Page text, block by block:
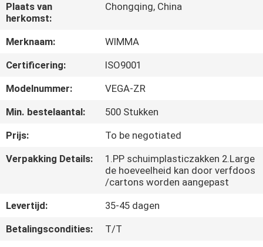
OVER
ONS
FABRIEKSTOCHT
KWALITEITSCONTROLE
NIEUWS
EEN
OFFERTE
Plaats van
herkomst:
Chongqing, China
Merknaam:
WIMMA
Certificering:
ISO9001
Modelnummer:
VEGA-ZR
Min. bestelaantal:
500 Stukken
Prijs:
To be negotiated
Verpakking Details:
1.PP schuimplasticzakken 2.Large
de hoeveelheid kan door verfdoos
/cartons worden aangepast
Levertijd:
35-45 dagen
Betalingscondities:
T/T